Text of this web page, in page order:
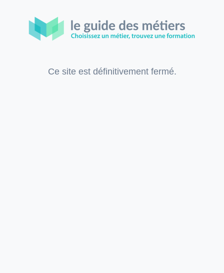
Ce site est définitivement fermé.